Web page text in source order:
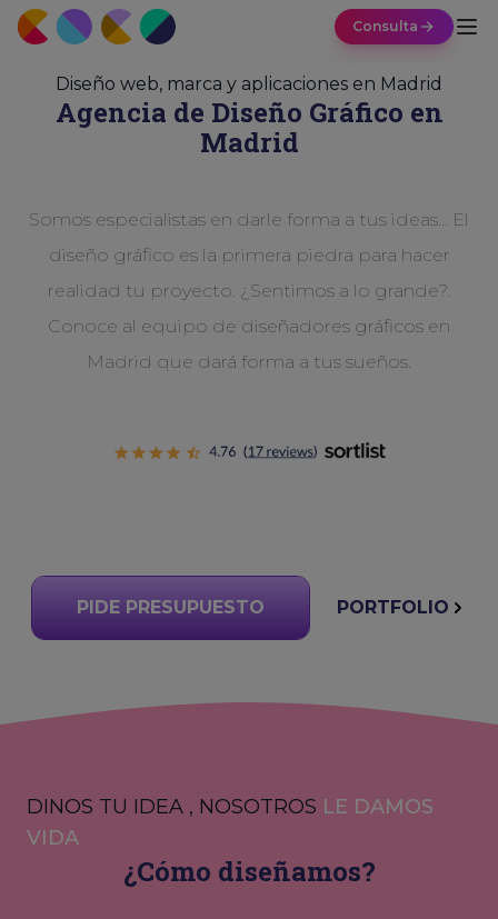
Consulta
Diseño web, marca y aplicaciones en Madrid
Agencia de Diseño Gráfico en
Madrid
Somos especialistas en darle forma a tus ideas... El
diseño gráfico es la primera piedra para hacer
realidad tu proyecto. ¿Sentimos a lo grande?.
Conoce al equipo de diseñadores gráficos en
Madrid que dará forma a tus sueños.
PIDE PRESUPUESTO PORTFOLIO
DINOS TU IDEA , NOSOTROS LE DAMOS
VIDA
¿Cómo diseñamos?